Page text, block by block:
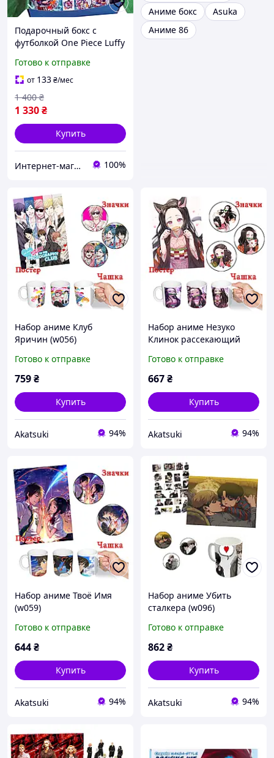
Подарочный бокс с
футболкой One Piece Luffy
Готово к отправке
от 133₴/мес
1 330₴
1 400 ₴
Купить
Интернет-магазин "WowBoxes" 100%
Аниме бокс
Asuka
Аниме 86
Набор аниме Клуб
Яричин (w056)
Готово к отправке
759₴
Купить
Akatsuki 94%
Набор аниме Незуко
Клинок рассекающий
Готово к отправке
667₴
Купить
Akatsuki 94%
Набор аниме Твоё Имя
(w059)
Готово к отправке
644₴
Купить
Akatsuki 94%
Набор аниме Убить
сталкера (w096)
Готово к отправке
862₴
Купить
Akatsuki 94%